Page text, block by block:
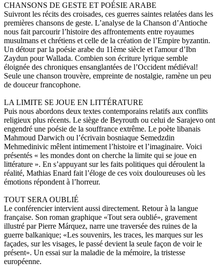
CHANSONS DE GESTE ET POÉSIE ARABE
Suivront les récits des croisades, ces guerres saintes relatées dans les
premières chansons de geste. L’analyse de la Chanson d’Antioche
nous fait parcourir l’histoire des affrontements entre royaumes
musulmans et chrétiens et celle de la création de l’Empire byzantin.
Un détour par la poésie arabe du 11ème siècle et l'amour d’Ibn
Zaydun pour Wallada. Combien son écriture lyrique semble
éloignée des chroniques ensanglantées de l’Occident médiéval!
Seule une chanson trouvère, empreinte de nostalgie, ramène un peu
de douceur francophone.
LA LIMITE SE JOUE EN LITTÉRATURE
Puis nous abordons deux textes contemporains relatifs aux conflits
religieux plus récents. Le siège de Beyrouth ou celui de Sarajevo ont
engendré une poésie de la souffrance extrême. Le poète libanais
Mahmoud Darwich ou l’écrivain bosniaque Semedzdin
Mehmedinivic mêlent intimement l’histoire et l’imaginaire. Voici
présentés « les mondes dont on cherche la limite qui se joue en
littérature ». En s’appuyant sur les faits politiques qui déroulent la
réalité, Mathias Enard fait l’éloge de ces voix douloureuses où les
émotions répondent à l’horreur.
TOUT SERA OUBLIÉ
Le conférencier intervient aussi directement. Retour à la langue
française. Son roman graphique «Tout sera oublié», gravement
illustré par Pierre Márquez, narre une traversée des ruines de la
guerre balkanique; «Les souvenirs, les traces, les marques sur les
façades, sur les visages, le passé devient la seule façon de voir le
présent». Un essai sur la maladie de la mémoire, la tristesse
européenne.